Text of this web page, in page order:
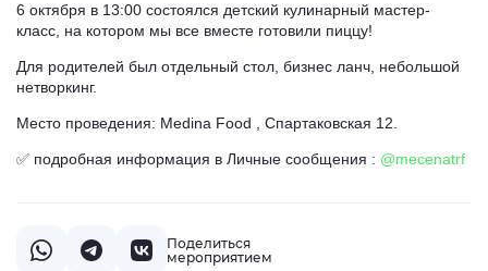
6 октября в 13:00 состоялся детский кулинарный мастер-
класс, на котором мы все вместе готовили пиццу!
Для родителей был отдельный стол, бизнес ланч, небольшой
нетворкинг.
Место проведения: Medina Food , Спартаковская 12.
✅ подробная информация в Личные сообщения : @mecenatrf
Поделиться
мероприятием